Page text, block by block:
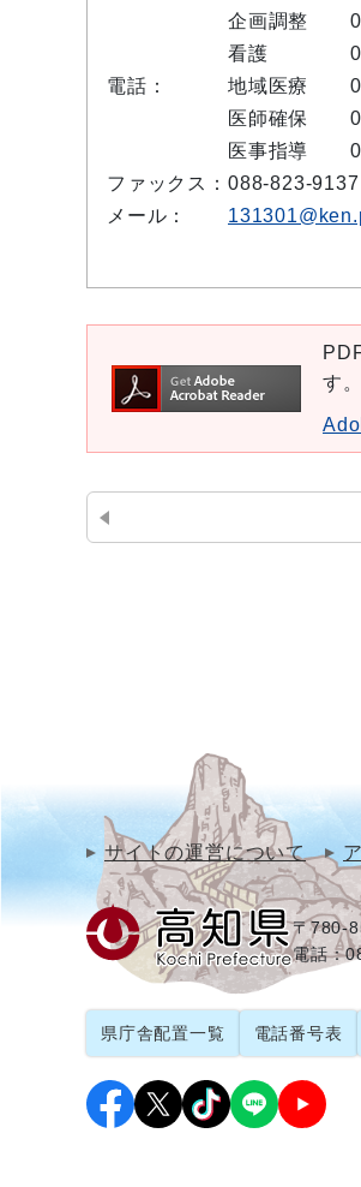
電話：
企画調整
看護
地域医療
医師確保
医事指導
ファックス： 088-823-9137
メール：
す
サイトの運営について
〒780-
電話：
県庁舎配置一覧 電話番号表